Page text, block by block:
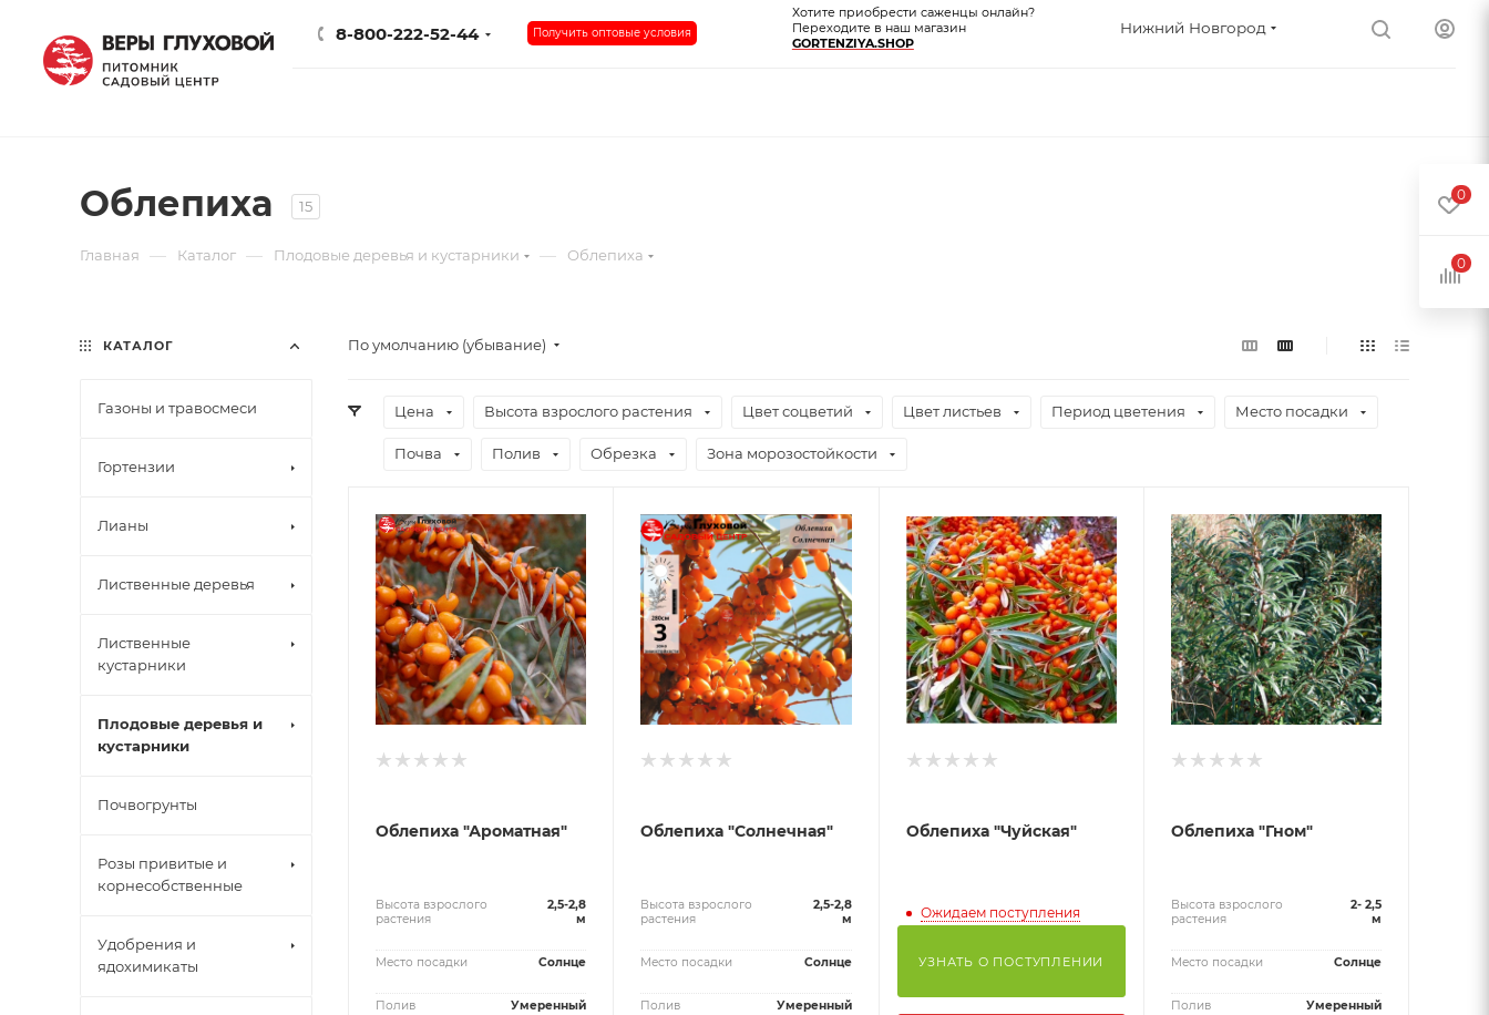
8-800-222-52-44 Получить оптовые условия
Хотите приобрести саженцы онлайн?
Переходите в наш магазин
GORTENZIYA.SHOP
Нижний Новгород
Облепиха 15
Главная — Каталог — Плодовые деревья и кустарники — Облепиха
По умолчанию (убывание)
Цена Высота взрослого растения Цвет соцветий Цвет листьев Период цветения Место посадки
Почва Полив Обрезка Зона морозостойкости
Облепиха "Ароматная"
Высота взрослого
растения
2,5-2,8
м
Место посадки Солнце
Полив Умеренный
Облепиха "Солнечная"
Высота взрослого
растения
2,5-2,8
м
Место посадки Солнце
Полив Умеренный
Облепиха "Чуйская"
Ожидаем поступления
УЗНАТЬ О ПОСТУПЛЕНИИ
Облепиха "Гном"
Высота взрослого
растения
2- 2,5
м
Место посадки Солнце
Полив Умеренный
КАТАЛОГ
Газоны и травосмеси
Гортензии
Лианы
Лиственные деревья
Лиственные
кустарники
Плодовые деревья и
кустарники
Почвогрунты
Розы привитые и
корнесобственные
Удобрения и
ядохимикаты
0
0